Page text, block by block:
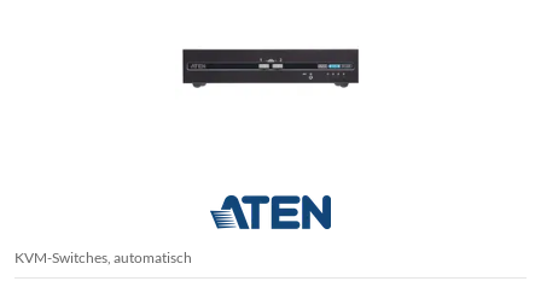
KVM-Switches, automatisch